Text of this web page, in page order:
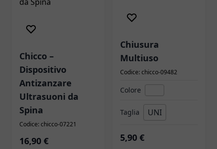
Chicco –
Dispositivo
Antizanzare
Ultrasuoni da
Spina
Codice: chicco-07221
16,90 €
Chiusura
Multiuso
Codice: chicco-09482
Colore
Taglia UNI
5,90 €